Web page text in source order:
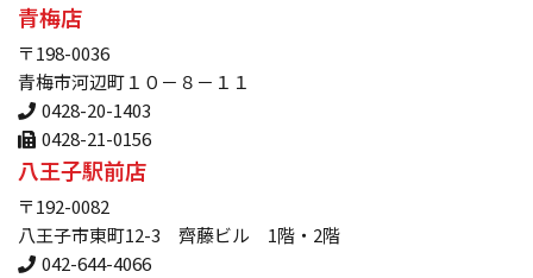
青梅店
〒198-0036
青梅市河辺町１０－８－１１
0428-20-1403
0428-21-0156
八王子駅前店
〒192-0082
八王子市東町12-3 齊藤ビル 1階・2階
042-644-4066